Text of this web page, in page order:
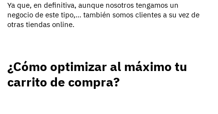
Ya que, en definitiva, aunque nosotros tengamos un
negocio de este tipo,... también somos clientes a su vez de
otras tiendas online.
¿Cómo optimizar al máximo tu
carrito de compra?